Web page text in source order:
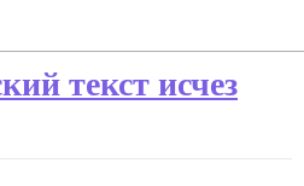
текст исчез